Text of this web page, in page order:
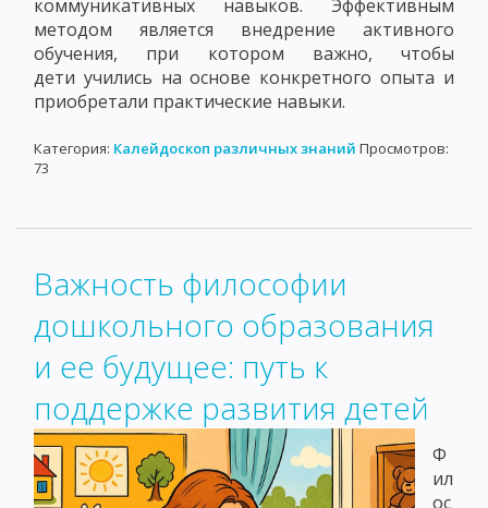
коммуникативных навыков. Эффективным
методом является внедрение активного
обучения, при котором важно, чтобы
дети учились на основе конкретного опыта и
приобретали практические навыки.
Категория: Калейдоскоп различных знаний Просмотров:
73
Важность философии
дошкольного образования
и ее будущее: путь к
поддержке развития детей
Ф
ил
ос